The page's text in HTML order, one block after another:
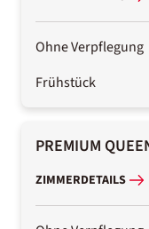
Ohne Verpflegung
Frühstück
PREMIUM
ZIMMERDETAILS